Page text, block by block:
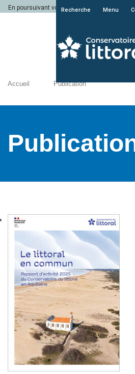
En poursuivant votre navigation sur le site
Recherche Menu
Accueil Publication